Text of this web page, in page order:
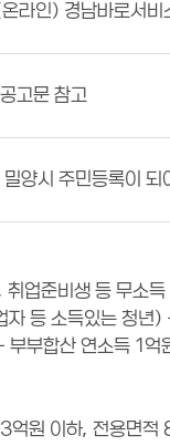
온라인) 경남바로
고문 참고
양시 주민등록이
취업준비생 등 무소
자 등 소득있는 청년
부부합산 연소득 1억
억원 이하, 전용면적